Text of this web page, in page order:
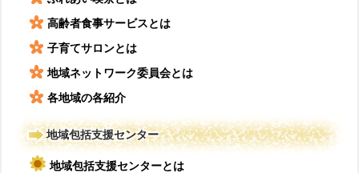
高齢者食事サービスとは
子育てサロンとは
地域ネットワーク委員会とは
各地域の各紹介
地域包括支援センター
地域包括支援センターとは